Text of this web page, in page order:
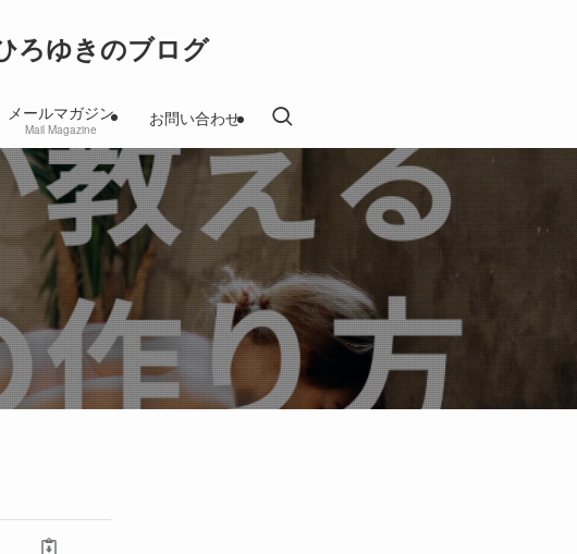
ろゆきのブログ
メールマガジン
Mail Magazine
お問い合わせ